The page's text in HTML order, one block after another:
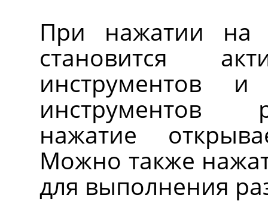
При нажатии на
становится
инструментов
инструментов
нажатие
Можно также
для выполнения